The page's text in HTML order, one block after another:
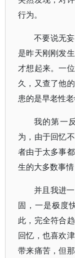
行为。
不要说无
是昨天刚刚发
才想起来。一
久，又查了他
患的是早老性老
我的第一
为，由于回忆
者由于太多事
生的大多数事
并且我进
固，一是极度
此，完全符合
回忆，也喜欢
带来痛苦，但